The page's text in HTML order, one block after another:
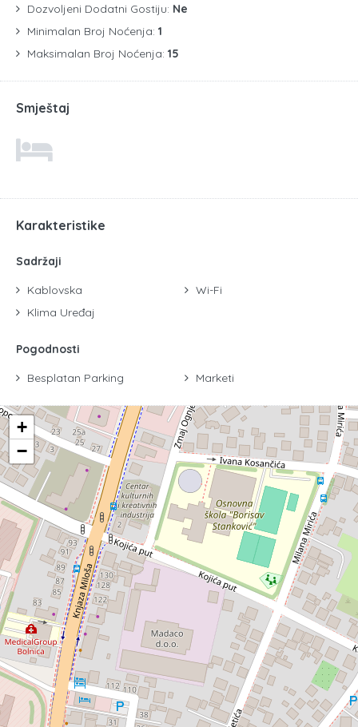
Dozvoljeni Dodatni Gostiju: Ne
Minimalan Broj Noćenja: 1
Maksimalan Broj Noćenja: 15
Smještaj
Karakteristike
Sadržaji
Kablovska
Klima Uređaj
Wi-Fi
Pogodnosti
Besplatan Parking
Marketi
+
−